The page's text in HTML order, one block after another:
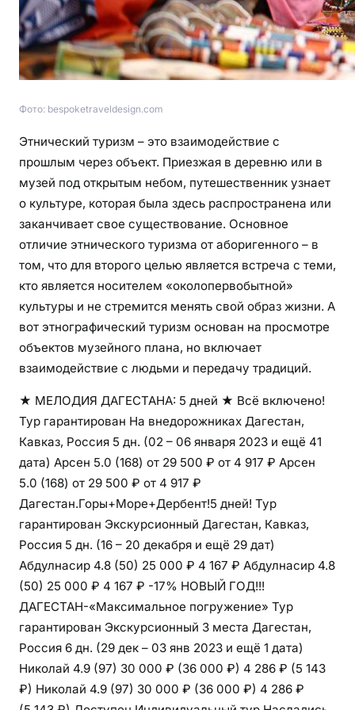
о
ч
е
м
д
а
п
ь
в
т
у
р
Фото: bespoketraveldesign.com
Этнический туризм – это взаимодействие с
прошлым через объект. Приезжая в деревню или в
музей под открытым небом, путешественник узнает
о культуре, которая была здесь распространена или
заканчивает свое существование. Основное
отличие этнического туризма от аборигенного – в
том, что для второго целью является встреча с теми,
кто является носителем «околопервобытной»
культуры и не стремится менять свой образ жизни. А
вот этнографический туризм основан на просмотре
объектов музейного плана, но включает
взаимодействие с людьми и передачу традиций.
★ МЕЛОДИЯ ДАГЕСТАНА: 5 дней ★ Всё включено!
Тур гарантирован На внедорожниках Дагестан,
Кавказ, Россия 5 дн. (02 – 06 января 2023 и ещё 41
дата) Арсен 5.0 (168) от 29 500 ₽ от 4 917 ₽ Арсен
5.0 (168) от 29 500 ₽ от 4 917 ₽
Дагестан.Горы+Море+Дербент!5 дней! Тур
гарантирован Экскурсионный Дагестан, Кавказ,
Россия 5 дн. (16 – 20 декабря и ещё 29 дат)
Абдулнасир 4.8 (50) 25 000 ₽ 4 167 ₽ Абдулнасир 4.8
(50) 25 000 ₽ 4 167 ₽ -17% НОВЫЙ ГОД!!!
ДАГЕСТАН-«Максимальное погружение» Тур
гарантирован Экскурсионный 3 места Дагестан,
Россия 6 дн. (29 дек – 03 янв 2023 и ещё 1 дата)
Николай 4.9 (97) 30 000 ₽ (36 000 ₽) 4 286 ₽ (5 143
₽) Николай 4.9 (97) 30 000 ₽ (36 000 ₽) 4 286 ₽